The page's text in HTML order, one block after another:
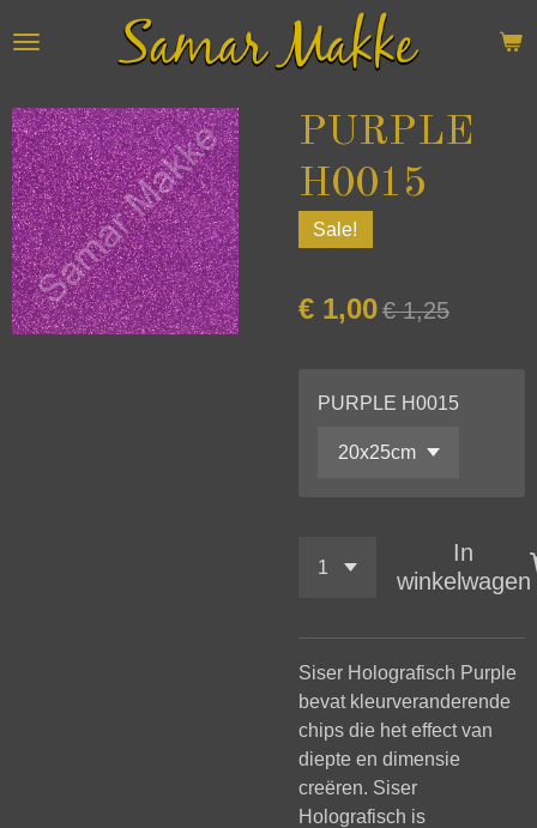
direct
de
hoofdinhoud
PURPLE
H0015
Sale!
€ 1,00€ 1,25
PURPLE H0015
In
winkelwagen
Siser Holografisch Purple
bevat kleurveranderende
chips die het effect van
diepte en dimensie
creëren. Siser
Holografisch is